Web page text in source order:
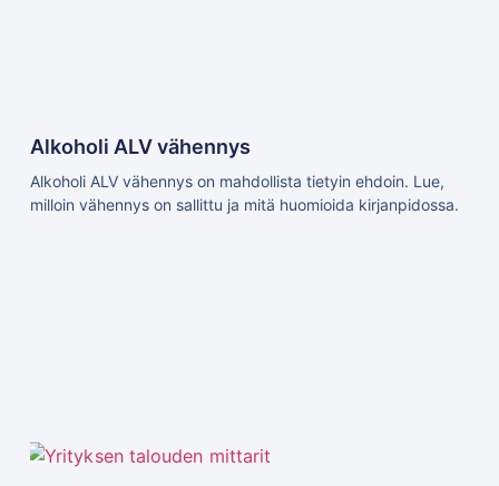
Alkoholi ALV vähennys
Alkoholi ALV vähennys on mahdollista tietyin ehdoin. Lue,
milloin vähennys on sallittu ja mitä huomioida kirjanpidossa.